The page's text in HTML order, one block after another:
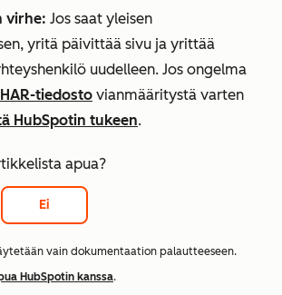
virhe: Jos saat yleisen
yritä päivittää sivu ja yrittää
uudelleen. Jos ongelma
tiedosto vianmääritystä varten
HubSpotin tukeen.
apua?
Ei
vain dokumentaation palautteeseen.
HubSpotin kanssa.